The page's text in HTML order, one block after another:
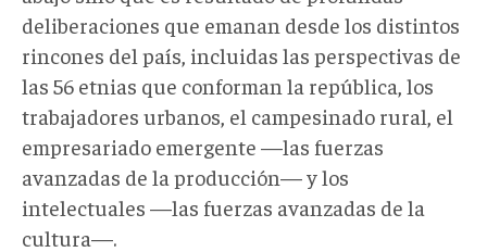
deliberaciones que emanan desde los distintos
rincones del país, incluidas las perspectivas de
las 56 etnias que conforman la república, los
trabajadores urbanos, el campesinado rural, el
empresariado emergente —las fuerzas
avanzadas de la producción— y los
intelectuales —las fuerzas avanzadas de la
cultura—.